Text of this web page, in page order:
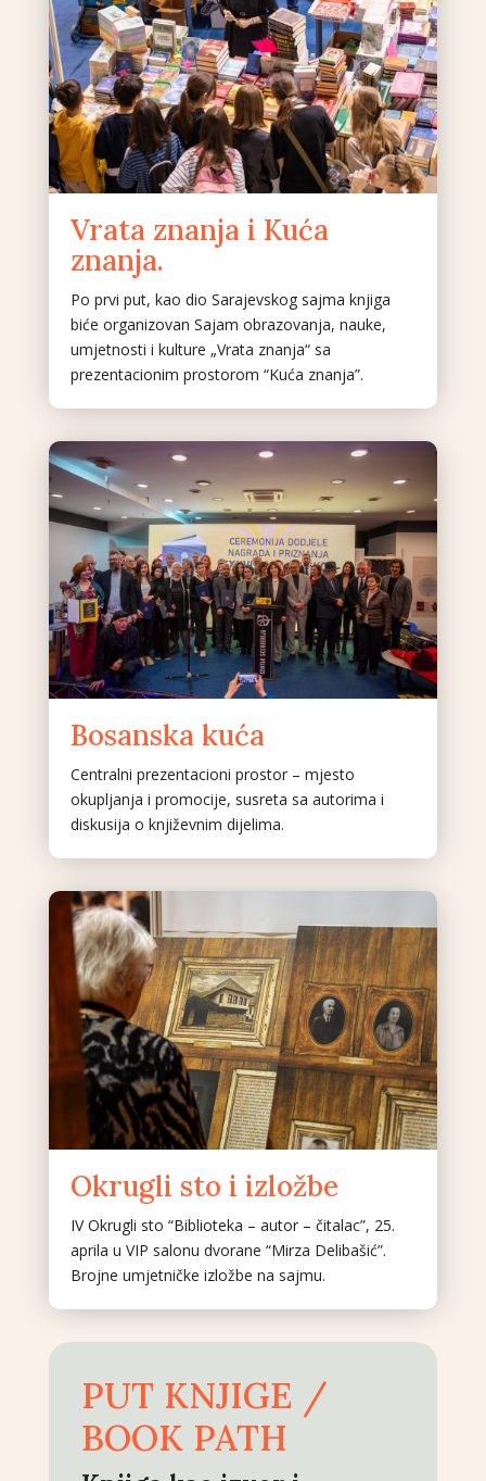
Vrata znanja i Kuća
znanja.
Po prvi put, kao dio Sarajevskog sajma knjiga
biće organizovan Sajam obrazovanja, nauke,
umjetnosti i kulture „Vrata znanja“ sa
prezentacionim prostorom “Kuća znanja”.
Bosanska kuća
Centralni prezentacioni prostor – mjesto
okupljanja i promocije, susreta sa autorima i
diskusija o književnim dijelima.
Okrugli sto i izložbe
IV Okrugli sto “Biblioteka – autor – čitalac”, 25.
aprila u VIP salonu dvorane “Mirza Delibašić”.
Brojne umjetničke izložbe na sajmu.
PUT KNJIGE /
BOOK PATH